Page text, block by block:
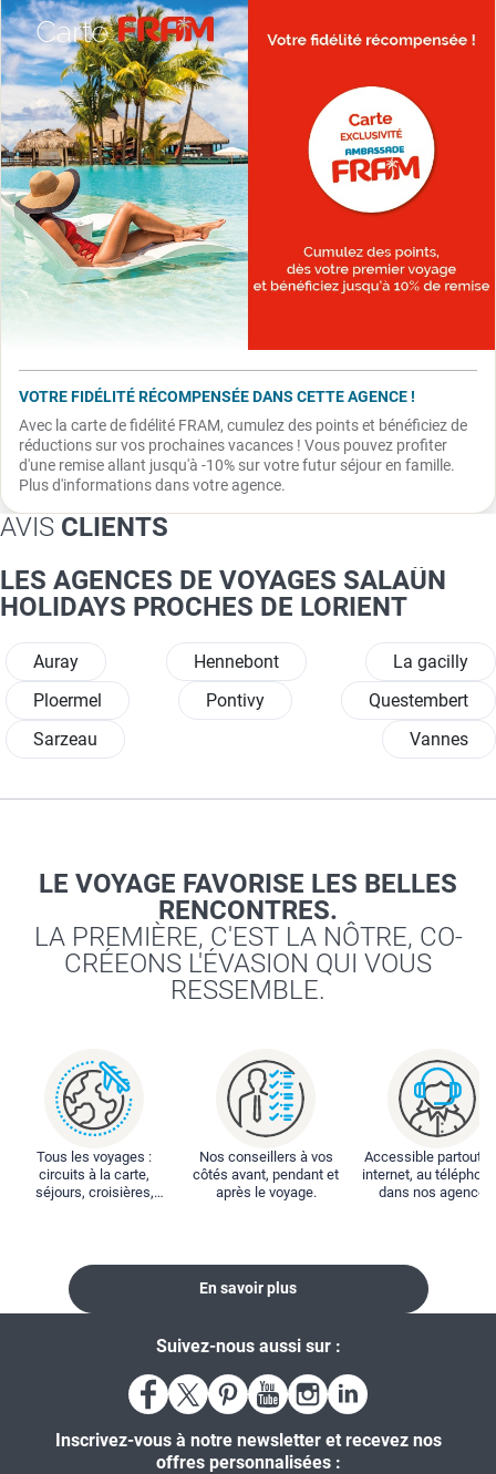
VOTRE FIDÉLITÉ RÉCOMPENSÉE DANS CETTE AGENCE !
Avec la carte de fidélité FRAM, cumulez des points et bénéficiez de
réductions sur vos prochaines vacances ! Vous pouvez profiter
d'une remise allant jusqu'à -10% sur votre futur séjour en famille.
Plus d'informations dans votre agence.
AVIS CLIENTS
LES AGENCES DE VOYAGES SALAÜN
HOLIDAYS PROCHES DE LORIENT
Auray Hennebont
La gacilly
Ploermel
Pontivy
Questembert
Sarzeau
Vannes
LE VOYAGE FAVORISE LES BELLES
RENCONTRES.
LA PREMIÈRE, C'EST LA NÔTRE, CO-
CRÉEONS L'ÉVASION QUI VOUS
RESSEMBLE.
Tous les voyages :
circuits à la carte,
séjours, croisières,
Nos conseillers à vos
côtés avant, pendant et
après le voyage.
Accessible partout :
internet, au
dans nos agences.
En savoir plus
Suivez-nous aussi sur :
Inscrivez-vous à notre newsletter et recevez nos
offres personnalisées :